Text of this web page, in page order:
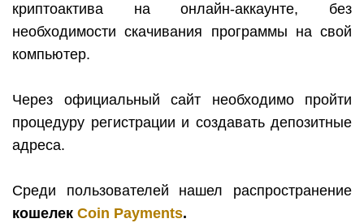
криптоактива на онлайн-аккаунте, без
необходимости скачивания программы на свой
компьютер.
Через официальный сайт необходимо пройти
процедуру регистрации и создавать депозитные
адреса.
Среди пользователей нашел распространение
кошелек Coin Payments.